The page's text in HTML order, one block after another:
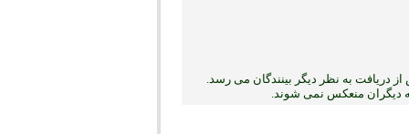
دریافت به نظر دیگر بینندگان می رسد.
به دیگران منعکس نمی ‏شوند.